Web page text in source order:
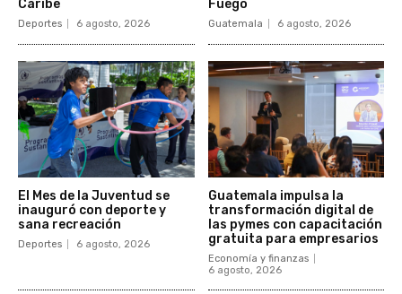
Caribe
Deportes 6 agosto, 2026
Fuego
Guatemala 6 agosto, 2026
El Mes de la Juventud se
inauguró con deporte y
sana recreación
Deportes 6 agosto, 2026
Guatemala impulsa la
transformación digital de
las pymes con capacitación
gratuita para empresarios
Economía y finanzas
6 agosto, 2026